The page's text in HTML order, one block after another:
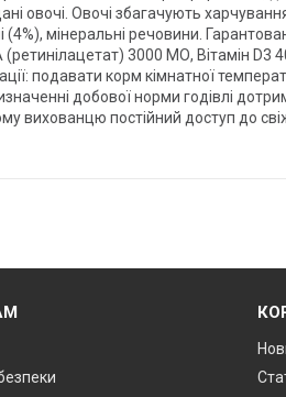
овочі. Овочі збагачують
мінеральні речовини.
(ретинілацетат) 3000 МО, Вітамін
подавати корм кімнатної
добової норми годівлі
вихованцю постійний доступ до